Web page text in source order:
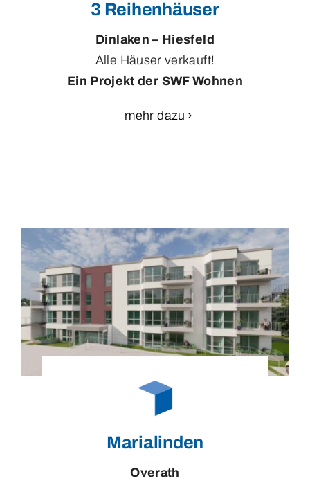
3 Reihenhäuser
Dinlaken – Hiesfeld
Alle Häuser verkauft!
Ein Projekt der SWF Wohnen
mehr dazu
Marialinden
Overath